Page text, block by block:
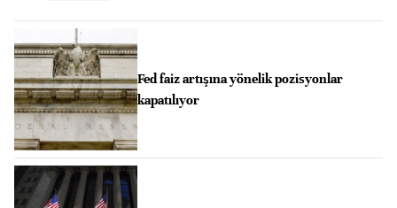
Fed faiz artışına yönelik pozisyonlar
kapatılıyor